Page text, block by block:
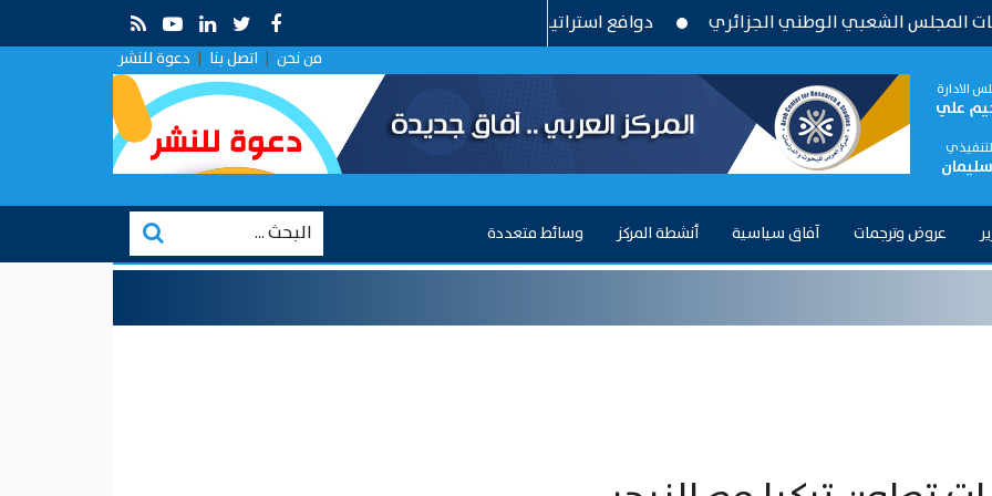
دوافع استراتيجية وتحديات بنيوية .. قراءة في التقارب الروسي في ظل الصراع الإيراني–الإسرائيلي الوطني الجزائري
من نحن| اتصل بنا | دعوة للنشر
الادارة
علي
عروض وترجمات آفاق سياسية أنشطة المركز وسائط متعددة